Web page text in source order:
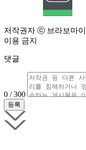
저작권자 ⓒ 브라보마
이용 금지
댓글
0 / 300